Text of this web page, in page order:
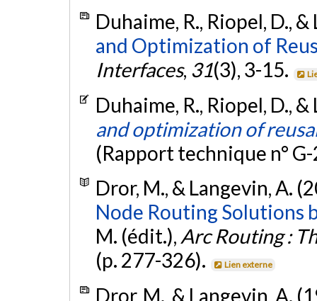
Duhaime, R., Riopel, D.,
and Optimization of
Interfaces, 31(3), 3-15.
Duhaime, R., Riopel, D.,
and optimization of
(Rapport technique n°
Dror, M., & Langevin, A.
Node Routing Solutions
M. (édit.), Arc Routing :
(p. 277-326).
Lien externe
Dror, M., & Langevin, A.